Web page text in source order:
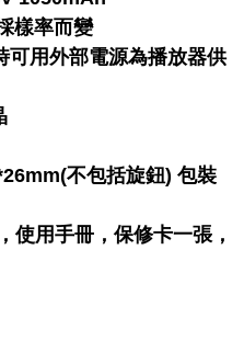
樣率而變
可用外部電源為播放器供
不包括旋鈕) 包裝
使用手冊，保修卡一張，